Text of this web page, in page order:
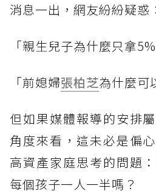
消息一出，網友紛紛疑惑
「親生兒子為什麼只拿5%
「前媳婦張柏芝為什麼可
但如果媒體報導的安排
角度來看，這未必是偏
高資產家庭思考的問題
每個孩子一人一半嗎？